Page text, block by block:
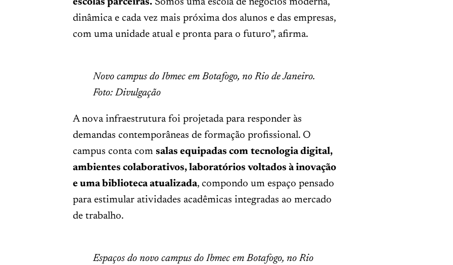
escolas parceiras.Somos uma escola de negócios moderna,
dinâmica e cada vez mais próxima dos alunos e das empresas,
com uma unidade atual e pronta para o futuro”, afirma.
Novo campus do Ibmec em Botafogo, no Rio de Janeiro.
Foto: Divulgação
A nova infraestrutura foi projetada para responder às
demandas contemporâneas de formação profissional. O
campus conta com salas equipadas com tecnologia digital,
ambientes colaborativos, laboratórios voltados à inovação
e uma biblioteca atualizada, compondo um espaço pensado
para estimular atividades acadêmicas integradas ao mercado
de trabalho.
Espaços do novo campus do Ibmec em Botafogo, no Rio